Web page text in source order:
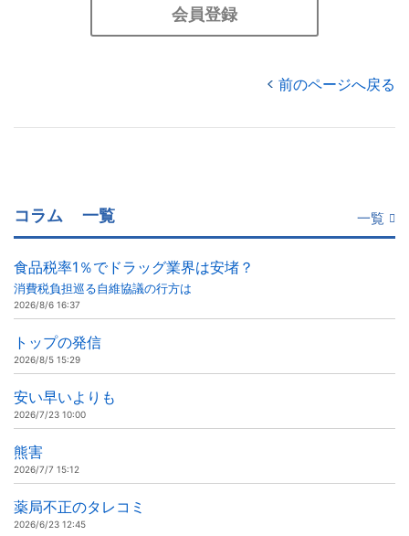
会員登録
前のページへ戻る
コラム 一覧 一覧
食品税率1％でドラッグ業界は安堵？
消費税負担巡る自維協議の行方は
2026/8/6 16:37
トップの発信
2026/8/5 15:29
安い早いよりも
2026/7/23 10:00
熊害
2026/7/7 15:12
薬局不正のタレコミ
2026/6/23 12:45